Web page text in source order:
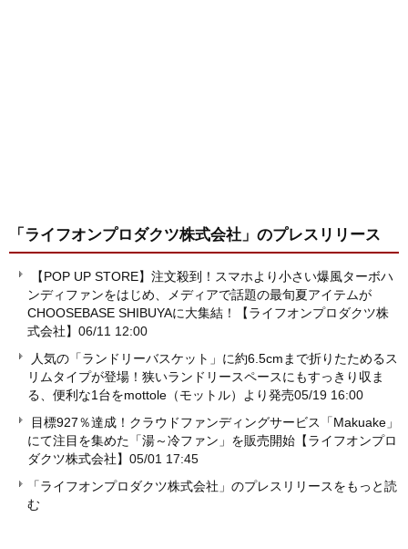
「ライフオンプロダクツ株式会社」 のプレスリリース
【POP UP STORE】注文殺到！スマホより小さい爆風ターボハ
ンディファンをはじめ、メディアで話題の最旬夏アイテムが
CHOOSEBASE SHIBUYAに大集結！【ライフオンプロダクツ株
式会社】 06/11 12:00
人気の「ランドリーバスケット」に約6.5cmまで折りたためるス
リムタイプが登場！狭いランドリースペースにもすっきり収ま
る、便利な1台をmottole（モットル）より発売05/19 16:00
目標927％達成！クラウドファンディングサービス「Makuake」
にて注目を集めた「湯～冷ファン」を販売開始【ライフオンプロ
ダクツ株式会社】 05/01 17:45
「ライフオンプロダクツ株式会社」のプレスリリースをもっと読
む